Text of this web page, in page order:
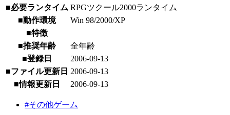
■必要ランタイム RPGツクール2000ランタイム
■動作環境
Win 98/2000/XP
■特徴
■推奨年齢
全年齢
■登録日
2006-09-13
■ファイル更新日 2006-09-13
■情報更新日
2006-09-13
#その他ゲーム